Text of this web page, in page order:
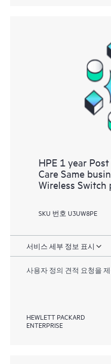
HPE 1 year
Care Same
Wireless Switch
SKU 번호 U3UW8PE
서비스 세부 정보 표시
사용자 정의 견적 요청을
HEWLETT PACKARD
ENTERPRISE